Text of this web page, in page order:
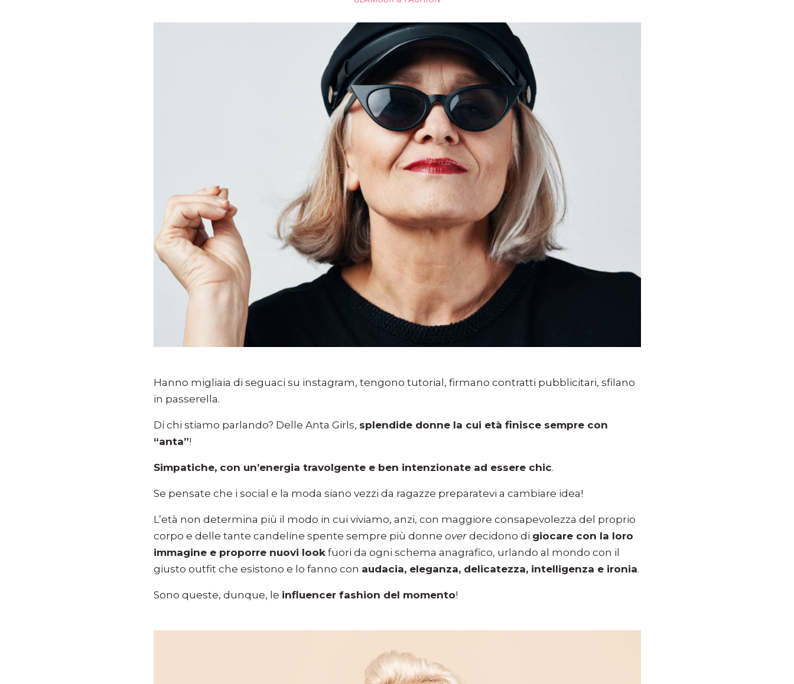
Hanno migliaia di seguaci su instagram, tengono tutorial, firmano contratti pubblicitari, sfilano
in passerella.
Di chi stiamo parlando? Delle Anta Girls, splendide donne la cui età finisce sempre con
“anta”!
Simpatiche, con un’energia travolgente e ben intenzionate ad essere chic.
Se pensate che i social e la moda siano vezzi da ragazze preparatevi a cambiare idea!
L’età non determina più il modo in cui viviamo, anzi, con maggiore consapevolezza del proprio
corpo e delle tante candeline spente sempre più donne overdecidono di giocare con la loro
immagine e proporre nuovi lookfuori da ogni schema anagrafico, urlando al mondo con il
giusto outfit che esistono e lo fanno con audacia, eleganza, delicatezza, intelligenza e ironia.
Sono queste, dunque, le influencer fashion del momento!